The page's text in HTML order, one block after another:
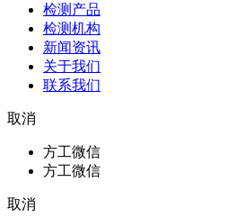
检测产品
检测机构
新闻资讯
关于我们
联系我们
取消
方工微信
方工微信
取消